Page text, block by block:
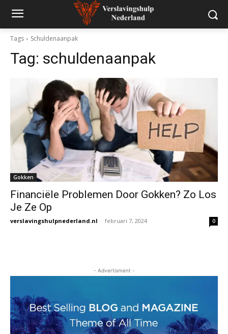
Tags Schuldenaanpak
Tag: schuldenaanpak
Gokken
Financiële Problemen Door Gokken? Zo Los
Je Ze Op
verslavingshulpnederland.nl - februari 7, 2024 0
- Advertisment -